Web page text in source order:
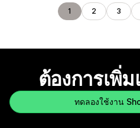
1 2 3
ต้องการเพิ่
ทดลองใช้งาน